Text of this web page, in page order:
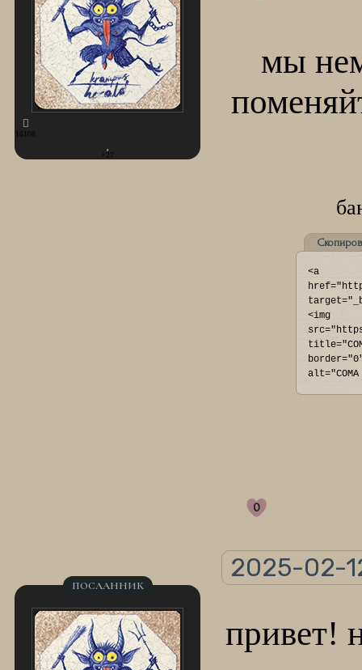
16108
+27
мы
<a
<img
0
2025-02-
ПОСЛАННИК
привет!